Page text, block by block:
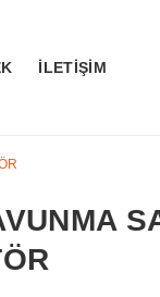
İLETİŞİM